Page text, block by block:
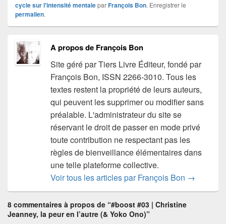
cycle sur l'intensité mentaleparFrançois Bon. Enregistrer le
permalien.
A propos de François Bon
Site géré par Tiers Livre Éditeur, fondé par
François Bon, ISSN 2266-3010. Tous les
textes restent la propriété de leurs auteurs,
qui peuvent les supprimer ou modifier sans
préalable. L'administrateur du site se
réservant le droit de passer en mode privé
toute contribution ne respectant pas les
règles de bienveillance élémentaires dans
une telle plateforme collective.
Voir tous les articles par François Bon →
8 commentaires à propos de “#boost #03 | Christine
Jeanney, la peur en l’autre (& Yoko Ono)”